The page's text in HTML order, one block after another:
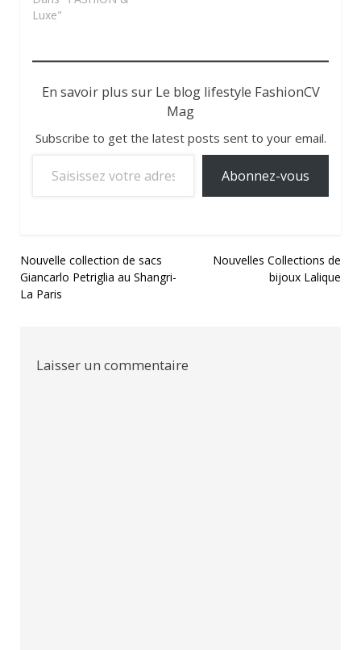
Luxe"
En savoir plus sur Le blog lifestyle FashionCV
Mag
Subscribe to get the latest posts sent to your email.
Abonnez-vous
Navigation
de
Nouvelle collection de sacs
Giancarlo Petriglia au Shangri-
La Paris
Nouvelles Collections de
bijoux Lalique
Laisser un commentaire